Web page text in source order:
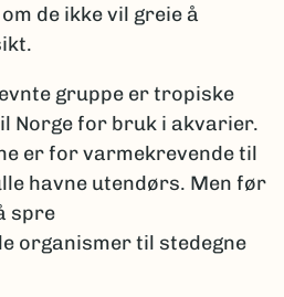
de ikke vil greie å
gruppe er tropiske
Norge for bruk i akvarier.
er for varmekrevende til
havne utendørs. Men før
spre
organismer til stedegne